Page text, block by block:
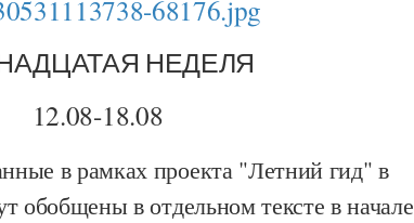
НЕДЕЛЯ
12.08-18.08
в рамках проекта "Летний гид" в
обобщены в отдельном тексте в начале